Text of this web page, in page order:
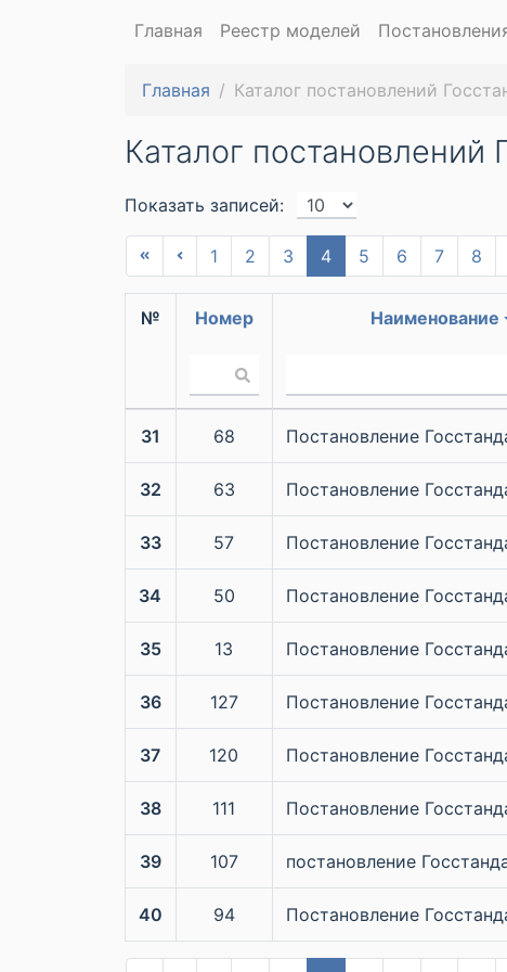
Главная Реестр моделей
Главная Каталог постановлений
Каталог постановлений
Показать записей:
1 2 3 4 5 6 7 8
№ Номер Наименование
31 68 Постановление
32 63 Постановление
33 57 Постановление
34 50 Постановление
35 13 Постановление
36 127 Постановление
37 120 Постановление
38 111 Постановление
39 107 постановление
40 94 Постановление